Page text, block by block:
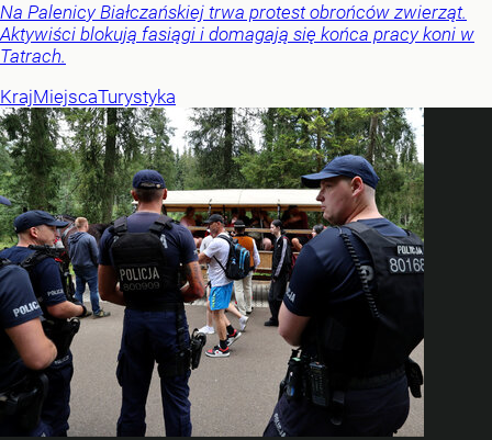
Na Palenicy Białczańskiej trwa protest obrońców zwierząt.
Aktywiści blokują fasiągi i domagają się końca pracy koni w
Tatrach.
KrajMiejscaTurystyka